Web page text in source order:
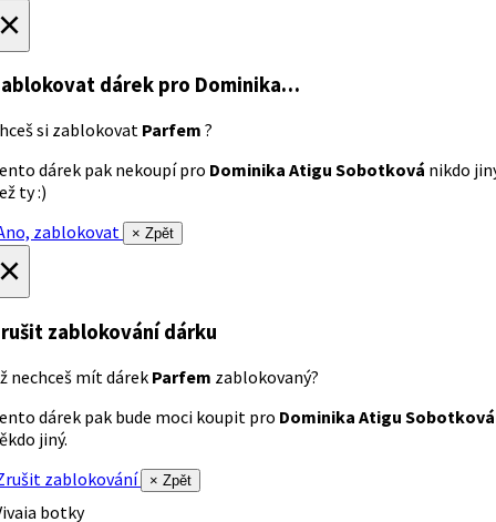
dárek pro Dominika…
si zablokovat Parfem ?
dárek pak nekoupí pro Dominika Atigu Sobotková nikdo
ty :)
zablokovat
× Zpět
zablokování dárku
nechceš mít dárek Parfem zablokovaný?
dárek pak bude moci koupit pro Dominika Atigu Sobotková
jiný.
zablokování
× Zpět